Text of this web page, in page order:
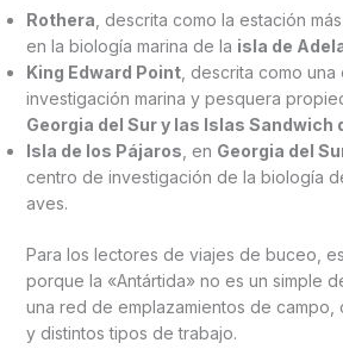
Rothera , descrita como la estación
en la biología marina de la isla de
King Edward Point, descrita como una
investigación marina y pesquera
Georgia del Sur y las Islas Sandwich
Isla de los Pájaros , en Georgia del
centro de investigación de la biología
aves.
Para los lectores de viajes de buceo,
porque la «Antártida» no es un simple
una red de emplazamientos de campo,
y distintos tipos de trabajo.